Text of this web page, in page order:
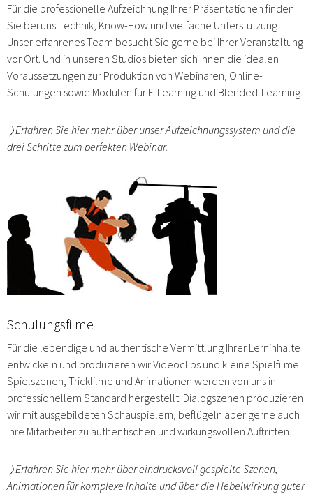
Für die professionelle Aufzeichnung Ihrer Präsentationen finden
Sie bei uns Technik, Know-How und vielfache Unterstützung.
Unser erfahrenes Team besucht Sie gerne bei Ihrer Veranstaltung
vor Ort. Und in unseren Studios bieten sich Ihnen die idealen
Voraussetzungen zur Produktion von Webinaren, Online-
Schulungen sowie Modulen für E-Learning und Blended-Learning.
〉Erfahren Sie hier mehr über unser Aufzeichnungssystem und die
drei Schritte zum perfekten Webinar.
Schulungsfilme
Für die lebendige und authentische Vermittlung Ihrer Lerninhalte
entwickeln und produzieren wir Videoclips und kleine Spielfilme.
Spielszenen, Trickfilme und Animationen werden von uns in
professionellem Standard hergestellt. Dialogszenen produzieren
wir mit ausgebildeten Schauspielern, beflügeln aber gerne auch
Ihre Mitarbeiter zu authentischen und wirkungsvollen Auftritten.
〉Erfahren Sie hier mehr über eindrucksvoll gespielte Szenen,
Animationen für komplexe Inhalte und über die Hebelwirkung guter